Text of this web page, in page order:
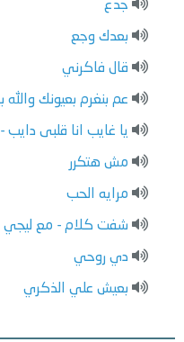
جدع
بعدك وجع
قال فاكرني
عم بنغرم بعيونك والله
يا غايب انا قلبى دايب -
مش هتكرر
مرايه الحب
شفت كلام - مع
دي روحي
بعيش علي الذكري